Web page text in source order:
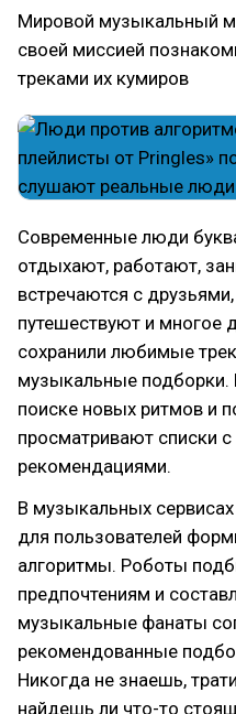
Мировой музыкальный
своей миссией
треками их кумиров
Современные люди
отдыхают, работают,
встречаются с
путешествуют и многое
сохранили любимые
музыкальные
поиске новых ритмов и
просматривают списки
рекомендациями.
В музыкальных
для пользователей
алгоритмы. Роботы
предпочтениям и
музыкальные фанаты
рекомендованные
Никогда не знаешь,
найдешь ли что-то